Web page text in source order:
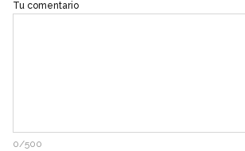
Tu comentario
0/500